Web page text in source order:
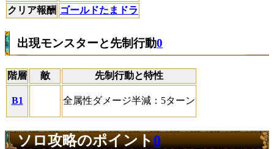
クリア報酬 ゴールドたまドラ
出現モンスターと先制行動0
階層 敵 先制行動と特性
B1 全属性ダメージ半減：5ターン
ソロ攻略のポイント0